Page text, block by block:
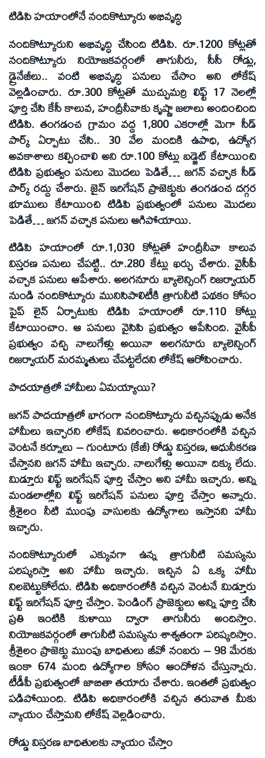
టిడిపి హయాంలోనే నందికొట్కూరు అభివృద్ధి
నందికొట్కూరుని అభివృద్ధి చేసింది టిడిపి. రూ.1200 కోట్లతో
నందికొట్కూరు నియోజకవర్గంలో తాగునీరు, సీసీ రోడ్లు,
డ్రైనేజీలు.. వంటి అభివృద్ధి పనులు చేసాం అని లోకేష్
వెల్లడించారు. రూ.300 కోట్లతో ముచ్చుమర్రి లిఫ్ట్ 17 నెలల్లో
పూర్తి చేసి కేసీ కాలువ, హంద్రీనీవాకు కృష్ణా జలాలు అందించింది
టిడిపి. తంగడంచ గ్రామం వద్ద 1,800 ఎకరాల్లో మెగా సీడ్
పార్క్ ఏర్పాటు చేసి.. 30 వేల మందికి ఉపాధి, ఉద్యోగ
అవకాశాలు కల్పించాలి అని రూ.100 కోట్లు బడ్జెట్ కేటాయించి
టిడిపి ప్రభుత్వం పనులు మొదలు పెడితే… జగన్ వచ్చాక సీడ్
పార్క్ రద్దు చేశారు. జైన్ ఇరిగేషన్ ప్రాజెక్టుకు తంగడంచ దగ్గర
భూములు కేటాయించి టిడిపి ప్రభుత్వంలో పనులు మొదలు
పెడితే… జగన్ వచ్చాక పనులు ఆగిపోయాయి.
టిడిపి హయాంలో రూ.1,030 కోట్లతో హంద్రీనీవా కాలువ
విస్తరణ పనులు చేపట్టి.. రూ.280 కేట్లు ఖర్చు చేశారు. వైసీపీ
వచ్చాక పనులు ఆపేశారు. అలగనూరు బ్యాలెన్సింగ్ రిజర్వాయర్
నుండి నందికొట్కూరు మునిసిపాలిటీకి త్రాగునీటి పథకం కోసం
పైప్ లైన్ ఏర్పాటుకు టిడిపి హయాంలో రూ.110 కోట్లు
కేటాయించాం. ఆ పనులు వైసిపి ప్రభుత్వం ఆపేసింది. వైసీపీ
ప్రభుత్వం వచ్చి నాలుగేళ్లు అయినా అలగనూరు బ్యాలెన్సింగ్
రిజర్వాయర్ మరమ్మతులు చేపట్టలేదని లోకేష్ ఆరోపించారు.
పాదయాత్రలో హామీలు ఏమయ్యాయి?
జగన్ పాదయాత్రలో భాగంగా నందికొట్కూరు వచ్చినప్పుడు అనేక
హామీలు ఇచ్చారని లోకేష్ వివరించారు. అధికారంలోకి వచ్చిన
వెంటనే కర్నూలు – గుంటూరు (కేజీ) రోడ్డు విస్తరణ, ఆధునీకరణ
చేస్తానని జగన్ హామీ ఇచ్చారు. నాలుగేళ్లు అయినా దిక్కు లేదు.
మిడ్తూరు లిఫ్ట్ ఇరిగేషన్ పూర్తి చేస్తాం అని హామీ ఇచ్చారు. అన్ని
మండలాల్లోని లిఫ్ట్ ఇరిగేషన్ పనులు పూర్తి చేస్తాం అన్నారు.
శ్రీశైలం నీటి ముంపు వాసులకు ఉద్యోగాలు ఇస్తానని హామీ
ఇచ్చారు.
నందికొట్కూరులో ఎక్కువగా ఉన్న త్రాగునీటి సమస్యను
పరిష్కరిస్తా అని హామీ ఇచ్చారు. ఇచ్చిన ఏ ఒక్క హామీ
నిలబెట్టుకోలేదు. టిడిపి అధికారంలోకి వచ్చిన వెంటనే మిడ్తూరు
లిఫ్ట్ ఇరిగేషన్ పూర్తి చేస్తాం. పెండింగ్ ప్రాజెక్టులు అన్ని పూర్తి చేసి
ప్రతి ఇంటికి కుళాయి ద్వారా తాగునీరు అందిస్తాం.
నియోజకవర్గంలో తాగునీటి సమస్యను శాశ్వతంగా పరిష్కరిస్తాం.
శ్రీశైలం ప్రాజెక్టు ముంపు బాధితులు జీవో నంబరు – 98 మేరకు
ఇంకా 674 మంది ఉద్యోగాల కోసం ఆందోళన చేస్తున్నారు.
టీడీపీ ప్రభుత్వంలో జాబితా తయారు చేశారు. ఇంతలో ప్రభుత్వం
పడిపోయింది. టిడిపి అధికారంలోకి వచ్చిన తరువాత మీకు
న్యాయం చేస్తామని లోకేష్ వెల్లడించారు.
రోడ్డు విస్తరణ బాధితులకు న్యాయం చేస్తాం